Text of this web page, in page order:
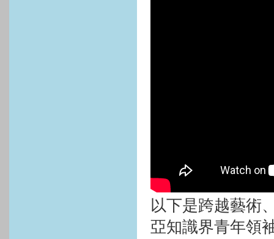
以下是跨越藝術
亞知識界青年領